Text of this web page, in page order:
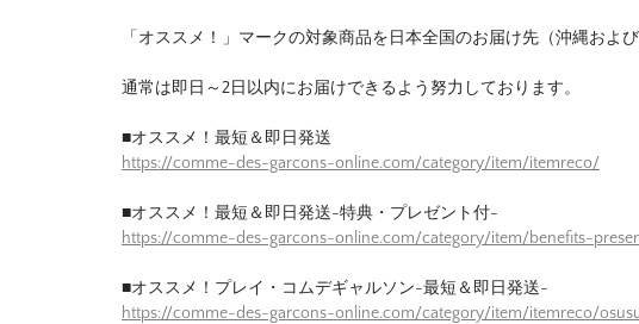
「オススメ！」マークの対象商品を日本全国のお届け先（沖縄およ
通常は即日～2日以内にお届けできるよう努力しております。
■オススメ！最短＆即日発送
https://comme-des-garcons-online.com/category/item/itemreco/
■オススメ！最短＆即日発送-特典・プレゼント付-
https://comme-des-garcons-online.com/category/item/benefits-
■オススメ！プレイ・コムデギャルソン-最短＆即日発送-
https://comme-des-garcons-online.com/category/item/itemreco/